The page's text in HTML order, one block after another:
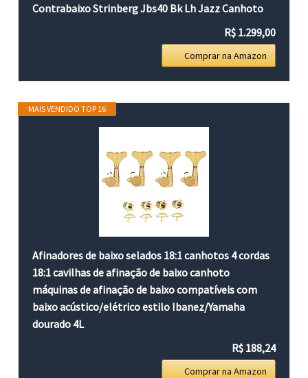
Contrabaixo Strinberg Jbs40 Bk Lh Jazz Canhoto
R$ 1.299,00
Comprar na Amazon
MAIS VENDIDO TOP 16
Afinadores de baixo selados 18:1 canhotos 4 cordas
18:1 cavilhas de afinação de baixo canhoto
máquinas de afinação de baixo compatíveis com
baixo acústico/elétrico estilo Ibanez/Yamaha
dourado 4L
R$ 188,24
Comprar na Amazon